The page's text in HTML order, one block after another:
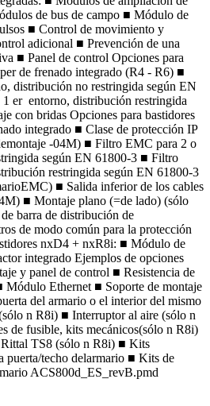
de bus de campo ■ Módulo de
■ Control de movimiento y
adicional ■ Prevención de una
■ Panel de control Opciones para
de frenado integrado (R4 - R6) ■
distribución no restringida según EN
er entorno, distribución restringida
con bridas Opciones para bastidores
integrado ■ Clase de protección IP
-04M) ■ Filtro EMC para 2 o
según EN 61800-3 ■ Filtro
restringida según EN 61800-3
■ Salida inferior de los cables
■ Montaje plano (=de lado) (sólo
barra de distribución de
de modo común para la protección
nxD4 + nxR8i: ■ Módulo de
integrado Ejemplos de opciones
y panel de control ■ Resistencia de
Módulo Ethernet ■ Soporte de montaje
del armario o el interior del mismo
n R8i) ■ Interruptor al aire (sólo n
de fusible, kits mecánicos(sólo n R8i)
TS8 (sólo n R8i) ■ Kits
puerta/techo delarmario ■ Kits de
ACS800d_ES_revB.pmd